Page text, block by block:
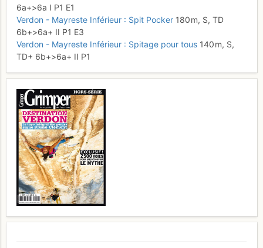
6a+>6a I P1 E1
Verdon - Mayreste Inférieur : Spit Pocker 180 m, S, TD
6b+>6a+ II P1 E3
Verdon - Mayreste Inférieur : Spitage pour tous 140 m, S,
TD+ 6b+>6a+ II P1